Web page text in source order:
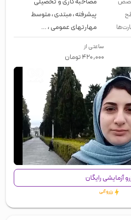
پیشرفته،مبتدی،متوسط
مهارتهای عمومی،زبان عمومی
ساعتی از
۴۲۰,۰۰۰تومان
آزمایشی رایگان
رزرو آنی